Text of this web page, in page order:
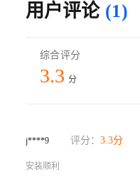
用户评论 (1)
综合评分
3.3 分
j****9 评分： 3.3分
安装顺利